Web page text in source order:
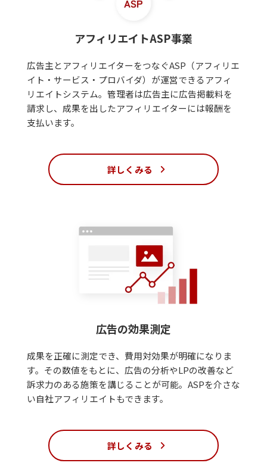
アフィリエイトASP事業
広告主とアフィリエイターをつなぐASP（アフィリエ
イト・サービス・プロバイダ）が運営できるアフィ
リエイトシステム。管理者は広告主に広告掲載料を
請求し、成果を出したアフィリエイターには報酬を
支払います。
詳しくみる
広告の効果測定
成果を正確に測定でき、費用対効果が明確になりま
す。その数値をもとに、広告の分析やLPの改善など
訴求力のある施策を講じることが可能。ASPを介さな
い自社アフィリエイトもできます。
詳しくみる